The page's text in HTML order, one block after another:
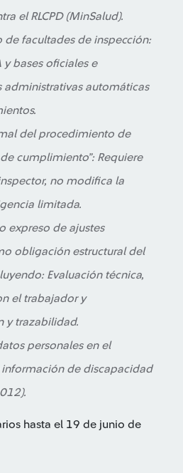
el RLCPD (MinSalud).
de facultades de inspección:
y bases oficiales e
administrativas automáticas
del procedimiento de
cumplimiento”: Requiere
no modifica la
limitada.
expreso de ajustes
obligación estructural del
Evaluación técnica,
el trabajador y
y trazabilidad.
personales en el
de discapacidad
hasta el 19 de junio de